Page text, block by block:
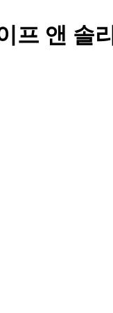
프 앤 솔